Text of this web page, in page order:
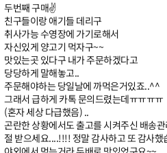
두번째 구매✌️
친구들이랑 애기들 데리구
취사가능 수영장에 가기로해서
자신있게 양고기 먹자구~~
맛있는곳 있다구 내가 주문하겠다고
당당하게 말해놓고..
주문해야하는 당일날에 까먹은거있죠..^^
그래서 급하게 카톡 문의드렸는데ㅠㅠㅠㅠ
(혼자 세상 다급했음) ..
곤란한 상황에서도 출고를 시켜주신 배송
절 받으세요....!!!! 정말 감사하고 또 감사했